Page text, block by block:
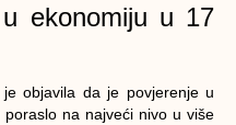
ekonomiju u 17
objavila da je povjerenje u
na najveći nivo u više